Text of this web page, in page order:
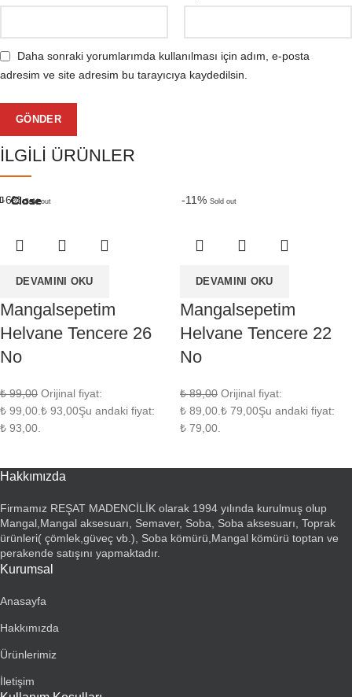
Daha sonraki yorumlarımda kullanılması için adım, e-posta
adresim ve site adresim bu tarayıcıya kaydedilsin.
İLGILI ÜRÜNLER
-6% Sold out
DEVAMINI OKU
Close
Mangalsepetim
Helvane Tencere 26
No
₺99,00 Orijinal fiyat:
₺ 99,00. ₺ 93,00Şu andaki fiyat:
₺ 93,00.
-11% Sold out
DEVAMINI OKU
Close
Mangalsepetim
Helvane Tencere 22
No
₺89,00 Orijinal fiyat:
₺ 89,00. ₺ 79,00Şu andaki fiyat:
₺ 79,00.
Close
Close
Close
Close
Close
Close
Hakkımızda
Firmamız REŞAT MADENCİLİK olarak 1994 yılında kurulmuş olup
Mangal,Mangal aksesuarı, Semaver, Soba, Soba aksesuarı, Toprak
ürünleri( çömlek,güveç vb.), Soba kömürü,Mangal kömürü toptan ve
perakende satışını yapmaktadır.
Kurumsal
Anasayfa
Hakkımızda
Ürünlerimiz
İletişim